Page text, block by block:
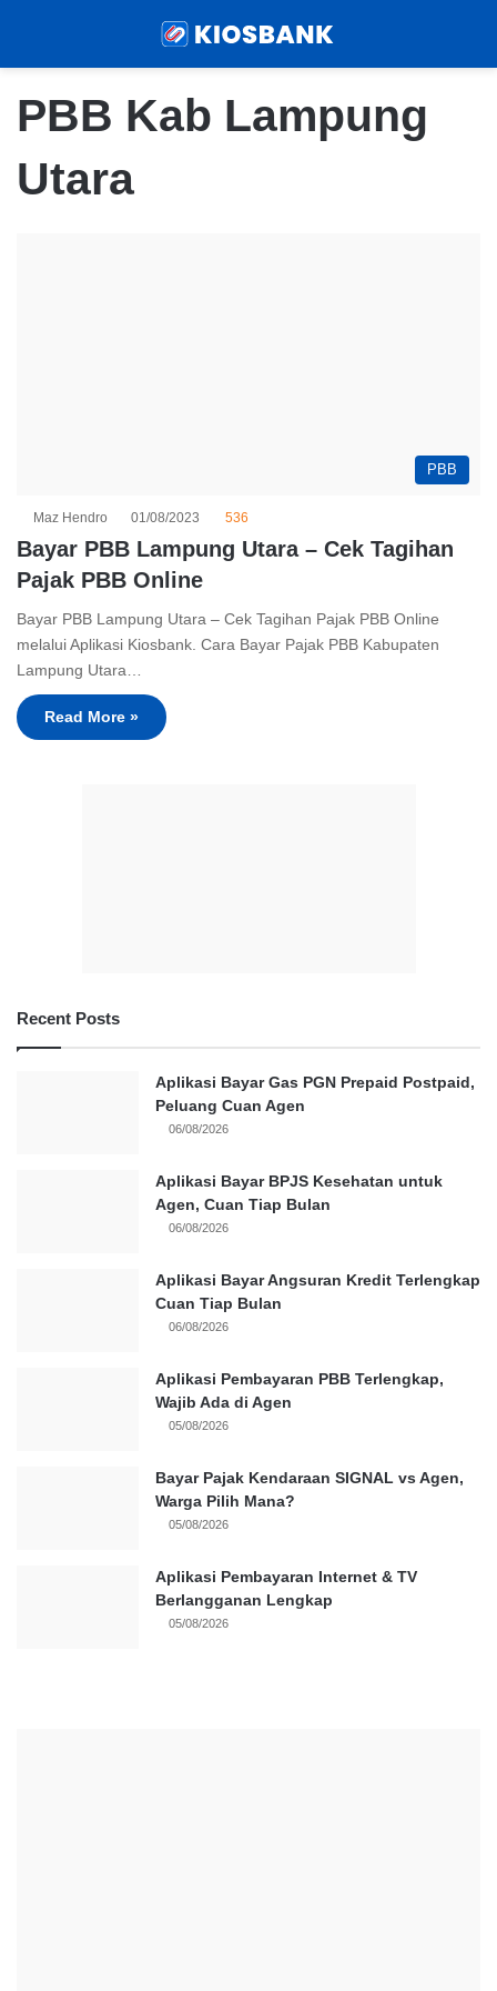
PBB Kab Lampung
Utara
PBB
Maz Hendro 01/08/2023 536
Bayar PBB Lampung Utara – Cek Tagihan
Pajak PBB Online
Bayar PBB Lampung Utara – Cek Tagihan Pajak PBB Online
melalui Aplikasi Kiosbank. Cara Bayar Pajak PBB Kabupaten
Lampung Utara…
Read More »
Recent Posts
Aplikasi Bayar Gas PGN Prepaid Postpaid,
Peluang Cuan Agen
06/08/2026
Aplikasi Bayar BPJS Kesehatan untuk
Agen, Cuan Tiap Bulan
06/08/2026
Aplikasi Bayar Angsuran Kredit Terlengkap
Cuan Tiap Bulan
06/08/2026
Aplikasi Pembayaran PBB Terlengkap,
Wajib Ada di Agen
05/08/2026
Bayar Pajak Kendaraan SIGNAL vs Agen,
Warga Pilih Mana?
05/08/2026
Aplikasi Pembayaran Internet & TV
Berlangganan Lengkap
05/08/2026